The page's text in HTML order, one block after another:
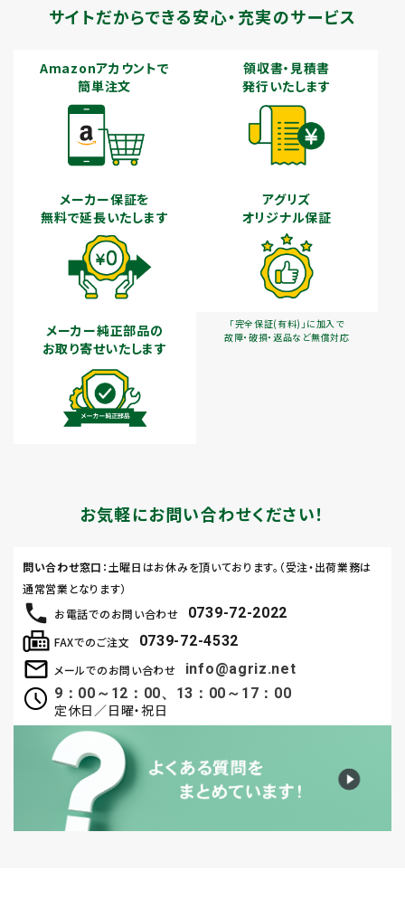
サイトだからできる安心・充実のサービス
Amazonアカウントで
簡単注文
領収書・見積書
発行いたします
メーカー保証を
無料で延長いたします
アグリズ
オリジナル保証
「完全保証(有料)」に加入で
故障・破損・返品など無償対応
メーカー純正部品の
お取り寄せいたします
お気軽にお問い合わせください！
お電話でのお問い合わせ 0739-72-2022
メールでのお問い合わせ
info@agriz.net
9：00～12：00、13：00～17：00
定休日／日曜・祝日
FAXでのご注文 0739-72-4532
問い合わせ窓口 ：土曜日はお休みを頂いております。（受注・出荷業務は
通常営業となります）